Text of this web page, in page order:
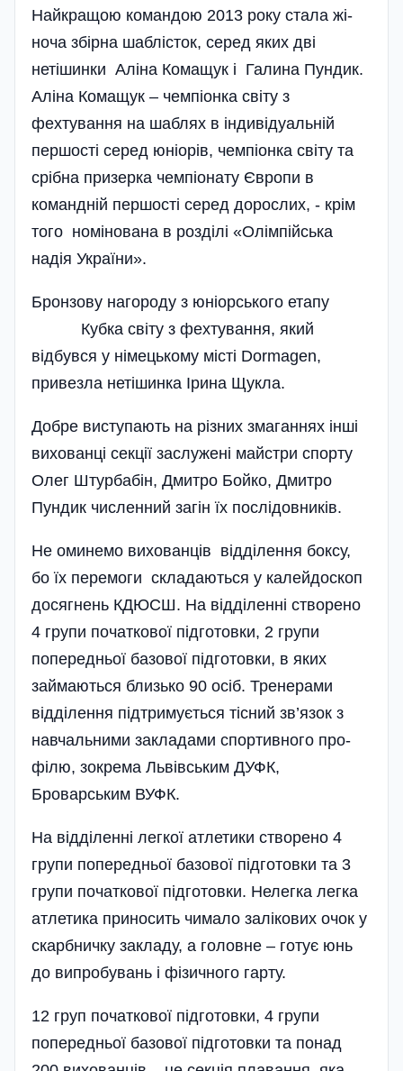
Найкращою командою 2013 року стала жі­
ноча збірна шаблісток, серед яких дві
нетішинки Аліна Комащук і Галина Пундик.
Аліна Комащук – чемпіонка світу з
фехтування на шаблях в індивідуальній
першості серед юніорів, чемпіонка світу та
срібна призерка чемпіонату Європи в
командній першості серед дорослих, - крім
того номінована в розділі «Олім­пійська
надія України».
Бронзову нагороду з юніорського етапу
Кубка світу з фехтування, який
відбувся у німецькому місті Dormagen,
привезла нетішинка Ірина Щукла.
Добре виступають на різ­них змаганнях інші
вихованці секції заслужені майстри спорту
Олег Штурбабін, Дмитро Бойко, Дмитро
Пундик­ численний загін їх послідовників.
Не оминемо вихованців відділення боксу,
бо їх перемоги складаються у калейдоскоп
досягнень КДЮСШ. На відділенні створено
4 групи початкової підготовки, 2 групи
попередньої базової підготовки, в яких
займаються близько 90 осіб. Тренерами
відділення підтримується тісний зв’язок з
навчальними закладами спортивного про­
філю, зокрема Львів­ським ДУФК,
Броварським ВУФК.
На відділенні легкої атлетики створено 4
групи попередньої базової підготовки та 3
групи початкової підготовки. Нелегка легка
атлетика приносить чимало залікових очок у
скарбничку закладу, а головне – готує юнь
до випробувань і фізичного гарту.
12 груп початкової підготовки, 4 групи
попередньої базової підготовки та понад